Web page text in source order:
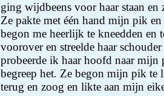
ging wijdbeens voor haar staan
Ze pakte met één hand mijn pik
begon me heerlijk te kneedden en
voorover en streelde haar
probeerde ik haar hoofd naar mijn
begreep het. Ze begon mijn pik
terug en zoog en likte aan mijn